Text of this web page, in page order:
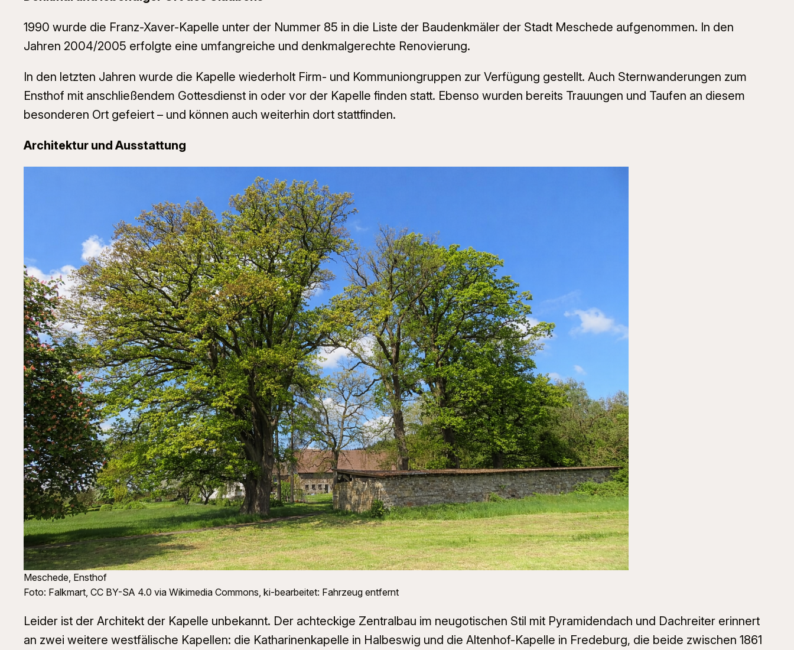
1990 wurde die Franz-Xaver-Kapelle unter der Nummer 85 in die Liste der Baudenkmäler der Stadt Meschede aufgenommen. In den
Jahren 2004/2005 erfolgte eine umfangreiche und denkmalgerechte Renovierung.
In den letzten Jahren wurde die Kapelle wiederholt Firm- und Kommuniongruppen zur Verfügung gestellt. Auch Sternwanderungen zum
Ensthof mit anschließendem Gottesdienst in oder vor der Kapelle finden statt. Ebenso wurden bereits Trauungen und Taufen an diesem
besonderen Ort gefeiert – und können auch weiterhin dort stattfinden.
Architektur und Ausstattung
Meschede, Ensthof
Foto: Falkmart, CC BY-SA 4.0 via Wikimedia Commons, ki-bearbeitet: Fahrzeug entfernt
Leider ist der Architekt der Kapelle unbekannt. Der achteckige Zentralbau im neugotischen Stil mit Pyramidendach und Dachreiter erinnert
an zwei weitere westfälische Kapellen: die Katharinenkapelle in Halbeswig und die Altenhof-Kapelle in Fredeburg, die beide zwischen 1861